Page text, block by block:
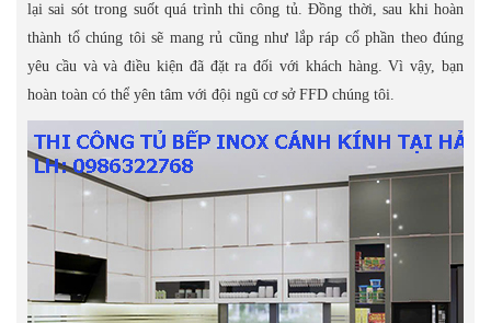
lại sai sót trong suốt quá trình thi công tủ. Đồng thời, sau khi hoàn
thành tổ chúng tôi sẽ mang rủ cũng như lắp ráp cổ phần theo đúng
yêu cầu và và điều kiện đã đặt ra đối với khách hàng. Vì vậy, bạn
hoàn toàn có thể yên tâm với đội ngũ cơ sở FFD chúng tôi.